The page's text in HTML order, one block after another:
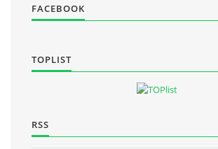
FACEBOOK
TOPLIST
RSS